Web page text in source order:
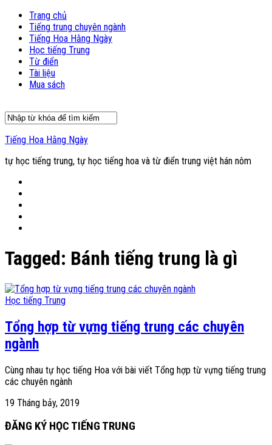
Trang chủ
Tiếng trung chuyên ngành
Tiếng Hoa Hằng Ngày
Học tiếng Trung
Từ điển
Tài liệu
Mua sách
Tiếng Hoa Hằng Ngày
tự học tiếng trung, tự học tiếng hoa và từ điển trung việt hán nôm
Tagged: Bánh tiếng trung là gì
Học tiếng Trung
Tổng hợp từ vựng tiếng trung các chuyên
ngành
Cùng nhau tự học tiếng Hoa với bài viết Tổng hợp từ vựng tiếng trung
các chuyên ngành
19 Tháng bảy, 2019
ĐĂNG KÝ HỌC TIẾNG TRUNG